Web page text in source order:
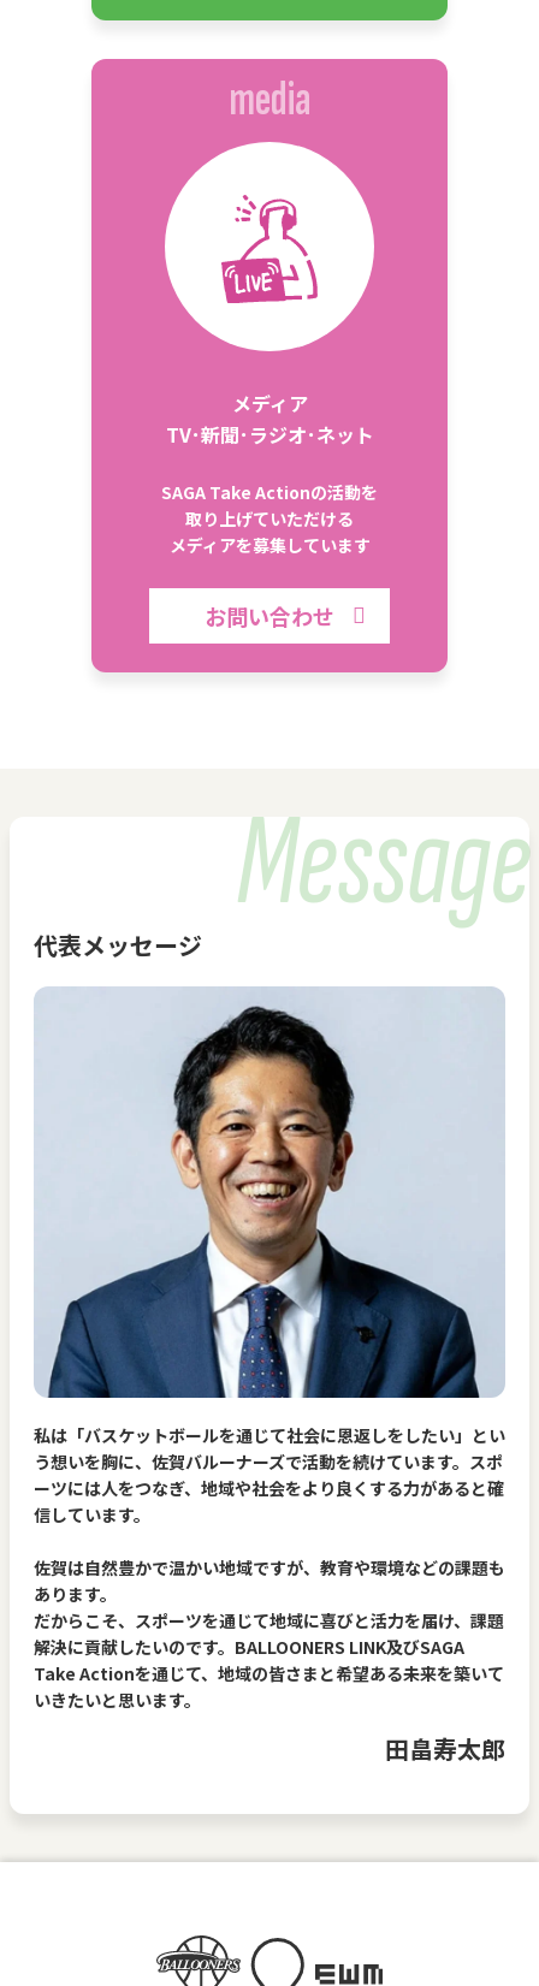
media
メディア
TV･新聞･ラジオ･ネット
SAGA Take Actionの活動を
取り上げていただける
メディアを募集しています
お問い合わせ
Message
代表メッセージ
私は「バスケットボールを通じて社会に恩返しをしたい」とい
う想いを胸に、佐賀バルーナーズで活動を続けています。スポ
ーツには人をつなぎ、地域や社会をより良くする力があると確
信しています。
佐賀は自然豊かで温かい地域ですが、教育や環境などの課題も
あります。
だからこそ、スポーツを通じて地域に喜びと活力を届け、課題
解決に貢献したいのです。BALLOONERS LINK及びSAGA
Take Actionを通じて、地域の皆さまと希望ある未来を築いて
いきたいと思います。
田畠寿太郎